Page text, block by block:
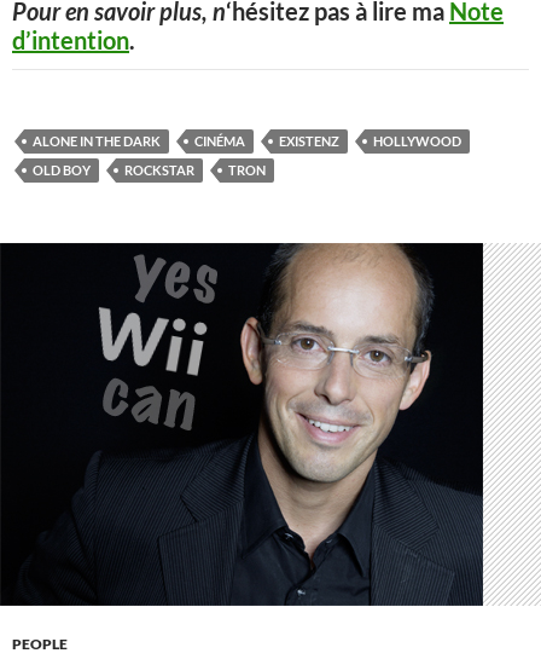
Pour en savoir plus, n‘hésitez pas à lire ma Note
d’intention.
ALONE IN THE DARK CINÉMA EXISTENZ
HOLLYWOOD
OLD BOY
ROCKSTAR TRON
PEOPLE